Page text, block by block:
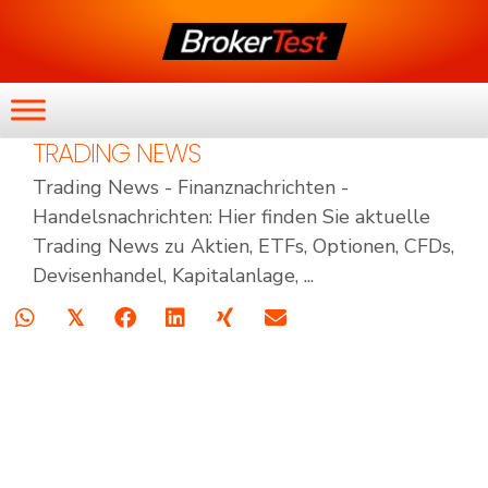
TRADING NEWS
Trading News - Finanznachrichten -
Handelsnachrichten: Hier finden Sie aktuelle
Trading News zu Aktien, ETFs, Optionen, CFDs,
Devisenhandel, Kapitalanlage, ...
𝕏